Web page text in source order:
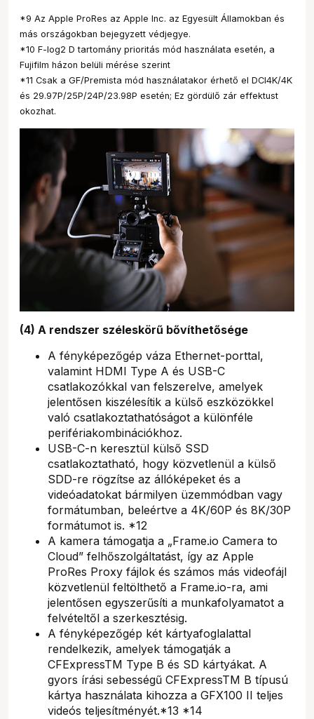
*9 Az Apple ProRes az Apple Inc. az Egyesült Államokban és
más országokban bejegyzett védjegye.
*10 F-log2 D tartomány prioritás mód használata esetén, a
Fujifilm házon belüli mérése szerint
*11 Csak a GF/Premista mód használatakor érhető el DCI4K/4K
és 29.97P/25P/24P/23.98P esetén; Ez gördülő zár effektust
okozhat.
(4) A rendszer széleskörű bővíthetősége
A fényképezőgép váza Ethernet-porttal,
valamint HDMI Type A és USB-C
csatlakozókkal van felszerelve, amelyek
jelentősen kiszélesítik a külső eszközökkel
való csatlakoztathatóságot a különféle
perifériakombinációkhoz.
USB-C-n keresztül külső SSD
csatlakoztatható, hogy közvetlenül a külső
SDD-re rögzítse az állóképeket és a
videóadatokat bármilyen üzemmódban vagy
formátumban, beleértve a 4K/60P és 8K/30P
formátumot is. *12
A kamera támogatja a „Frame.io Camera to
Cloud” felhőszolgáltatást, így az Apple
ProRes Proxy fájlok és számos más videofájl
közvetlenül feltölthető a Frame.io-ra, ami
jelentősen egyszerűsíti a munkafolyamatot a
felvételtől a szerkesztésig.
A fényképezőgép két kártyafoglalattal
rendelkezik, amelyek támogatják a
CFExpressTM Type B és SD kártyákat. A
gyors írási sebességű CFExpressTM B típusú
kártya használata kihozza a GFX100 II teljes
videós teljesítményét.*13 *14